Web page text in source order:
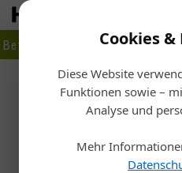
Cookies
Diese Website
Funktionen sowie –
Analyse und
Mehr
Betrieb
Planen